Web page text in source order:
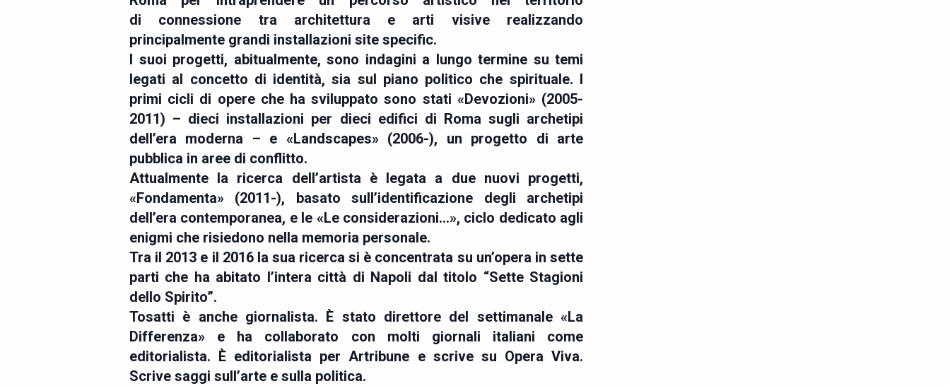
di connessione tra architettura e arti visive realizzando
principalmente grandi installazioni site specific.
I suoi progetti, abitualmente, sono indagini a lungo termine su temi
legati al concetto di identità, sia sul piano politico che spirituale. I
primi cicli di opere che ha sviluppato sono stati «Devozioni» (2005-
2011) – dieci installazioni per dieci edifici di Roma sugli archetipi
dell’era moderna – e «Landscapes» (2006-), un progetto di arte
pubblica in aree di conflitto.
Attualmente la ricerca dell’artista è legata a due nuovi progetti,
«Fondamenta» (2011-), basato sull’identificazione degli archetipi
dell’era contemporanea, e le «Le considerazioni…», ciclo dedicato agli
enigmi che risiedono nella memoria personale.
Tra il 2013 e il 2016 la sua ricerca si è concentrata su un’opera in sette
parti che ha abitato l’intera città di Napoli dal titolo “Sette Stagioni
dello Spirito”.
Tosatti è anche giornalista. È stato direttore del settimanale «La
Differenza» e ha collaborato con molti giornali italiani come
editorialista. È editorialista per Artribune e scrive su Opera Viva.
Scrive saggi sull’arte e sulla politica.